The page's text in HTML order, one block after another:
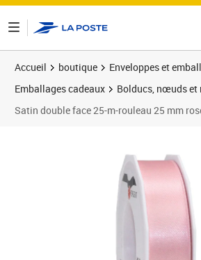
Accueil boutique
Enveloppes et
Emballages cadeaux
Bolducs, nœuds et
Satin double face 25-m-rouleau 25 mm